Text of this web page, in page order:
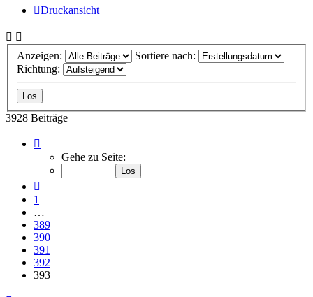
Druckansicht
Anzeigen:
Sortiere nach:
Richtung:
3928 Beiträge
393
von
Gehe zu Seite:
1
…
389
390
391
392
393